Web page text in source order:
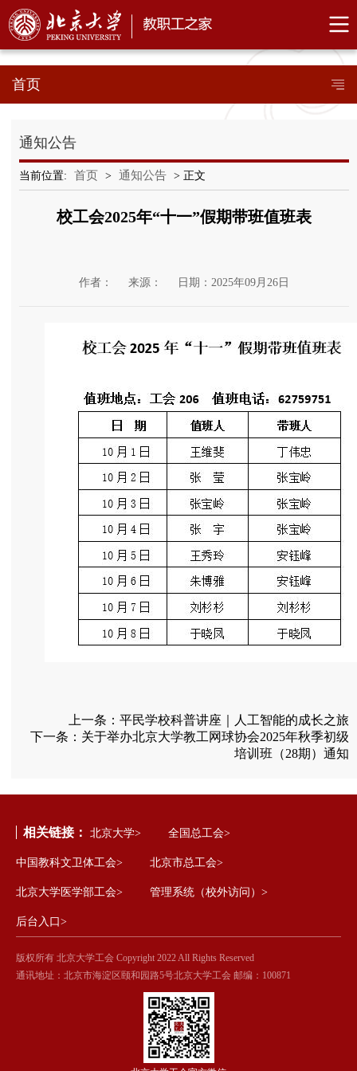
首页
通知公告
当前位置: 首页 > 通知公告 > 正文
校工会2025年“十一”假期带班值班表
作者： 来源： 日期：2025年09月26日
上一条： 平民学校科普讲座｜人工智能的成长之旅
下一条： 关于举办北京大学教工网球协会2025年秋季初级
培训班（28期）通知
相关链接： 北京大学> 全国总工会>
中国教科文卫体工会> 北京市总工会>
北京大学医学部工会> 管理系统（校外访问）>
后台入口>
版权所有 北京大学工会 Copyright 2022 All Rights Reserved
通讯地址：北京市海淀区颐和园路5号北京大学工会 邮编：100871